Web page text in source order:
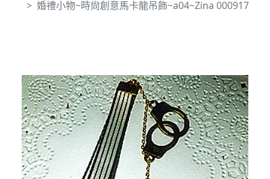
婚禮小物~時尙創意馬卡龍吊飾~a04~Zina 000917